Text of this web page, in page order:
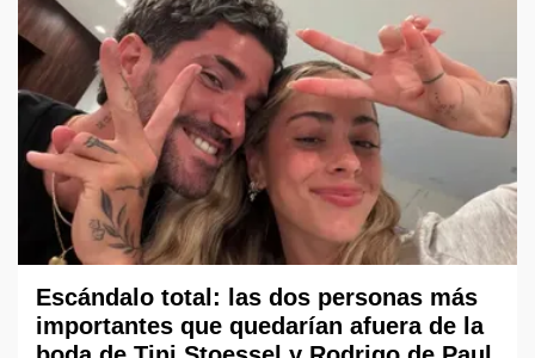
Escándalo total: las dos personas más
importantes que quedarían afuera de la